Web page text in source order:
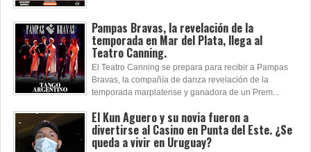
Pampas Bravas, la revelación de la
temporada en Mar del Plata, llega al
Teatro Canning.
El Teatro Canning se prepara para recibir a Pampas
Bravas, la compañía de danza revelación de la
temporada marplatense y ganadora de un Prem...
El Kun Aguero y su novia fueron a
divertirse al Casino en Punta del Este. ¿Se
queda a vivir en Uruguay?